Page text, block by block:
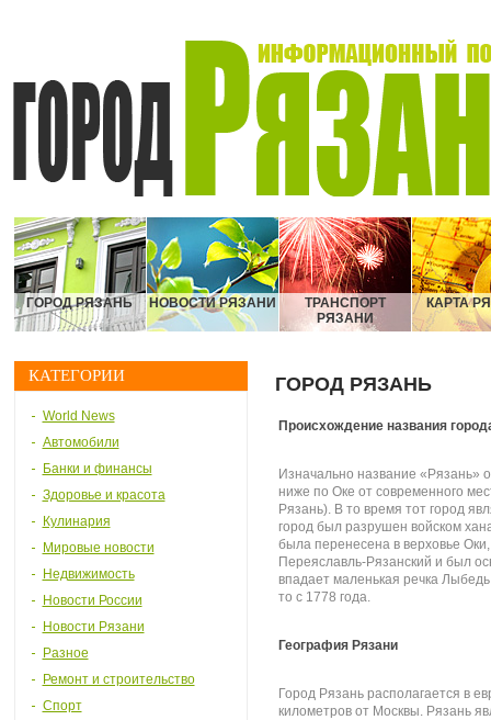
ГОРОД РЯЗАНЬ НОВОСТИ РЯЗАНИ
ТРАНСПОРТ
РЯЗАНИ
КАРТА
КАТЕГОРИИ
World News
Автомобили
Банки и финансы
Здоровье и красота
Кулинария
Мировые новости
Недвижимость
Новости России
Новости Рязани
Разное
Ремонт и строительство
Спорт
ГОРОД РЯЗАНЬ
Происхождение названия
Изначально название «Рязань»
ниже по Оке от современного
Рязань). В то время тот город
город был разрушен войском
была перенесена в верховье
Переяславль-Рязанский и был
впадает маленькая речка
то с 1778 года.
География Рязани
Город Рязань располагается в
километров от Москвы. Рязань